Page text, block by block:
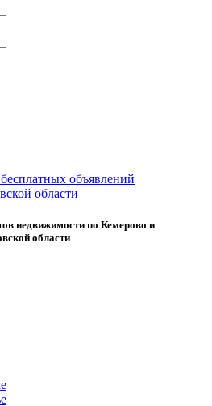
недвижимости по Кемерово и
области